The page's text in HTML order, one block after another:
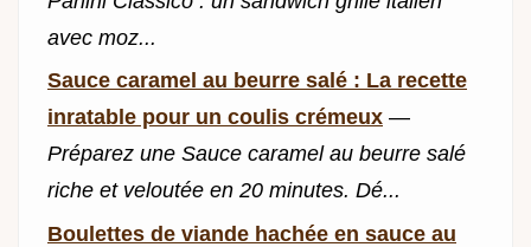
avec moz...
Sauce caramel au beurre salé : La recette
inratable pour un coulis crémeux —
Préparez une Sauce caramel au beurre salé
riche et veloutée en 20 minutes. Dé...
Boulettes de viande hachée en sauce au